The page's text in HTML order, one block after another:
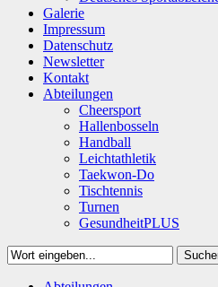
Galerie
Impressum
Datenschutz
Newsletter
Kontakt
Abteilungen
Cheersport
Hallenbosseln
Handball
Leichtathletik
Taekwon-Do
Tischtennis
Turnen
GesundheitPLUS